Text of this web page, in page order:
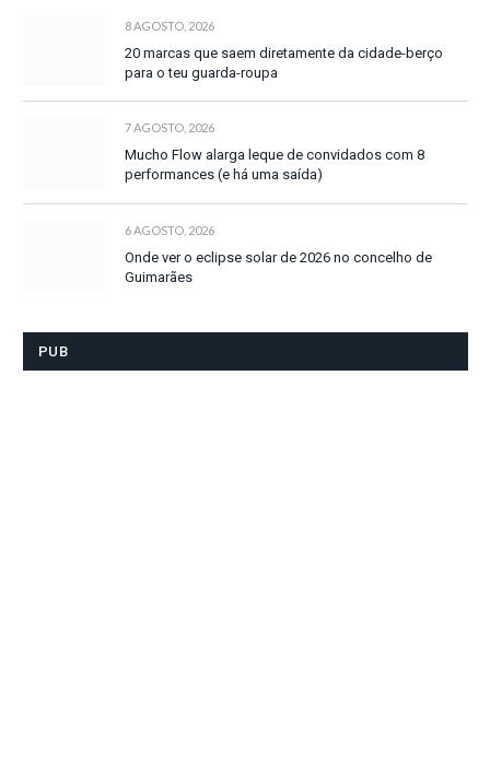
8 AGOSTO, 2026
20 marcas que saem diretamente da cidade-berço
para o teu guarda-roupa
7 AGOSTO, 2026
Mucho Flow alarga leque de convidados com 8
performances (e há uma saída)
6 AGOSTO, 2026
Onde ver o eclipse solar de 2026 no concelho de
Guimarães
PUB